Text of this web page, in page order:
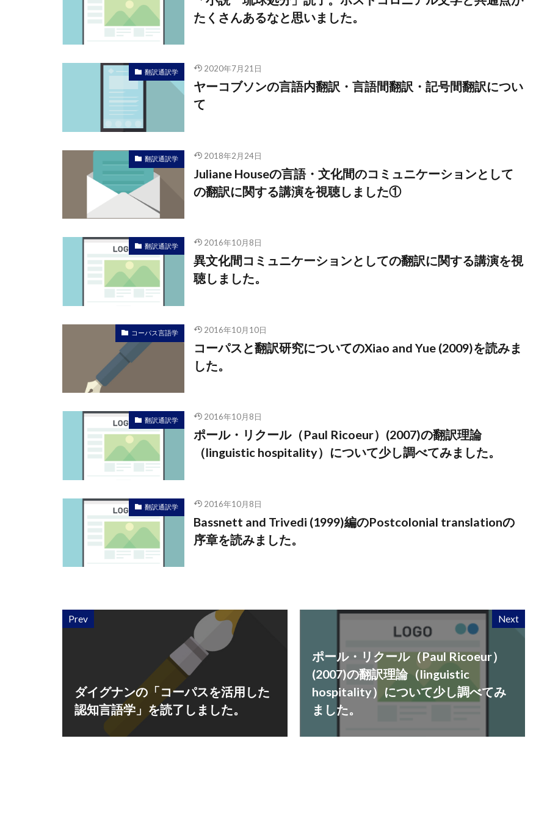
たくさんあるなと思いました。
翻訳通訳学 2020年7月21日
ヤーコブソンの言語内翻訳・言語間翻訳・記号間翻訳につい
て
翻訳通訳学 2018年2月24日
Juliane Houseの言語・文化間のコミュニケーションとして
の翻訳に関する講演を視聴しました①
翻訳通訳学 2016年10月8日
異文化間コミュニケーションとしての翻訳に関する講演を視
聴しました。
コーパス言語学 2016年10月10日
コーパスと翻訳研究についてのXiao and Yue (2009)を読みま
した。
翻訳通訳学 2016年10月8日
ポール・リクール（Paul Ricoeur）(2007)の翻訳理論
（linguistic hospitality）について少し調べてみました。
翻訳通訳学 2016年10月8日
Bassnett and Trivedi (1999)編のPostcolonial translationの
序章を読みました。
Prev
ダイグナンの「コーパスを活用した
認知言語学」を読了しました。
Next
ポール・リクール（Paul Ricoeur）
(2007)の翻訳理論（linguistic
hospitality）について少し調べてみ
ました。